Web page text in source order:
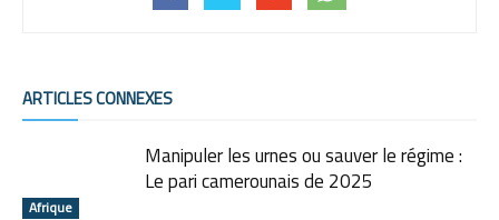
ARTICLES CONNEXES
Afrique
Manipuler les urnes ou sauver le régime :
Le pari camerounais de 2025